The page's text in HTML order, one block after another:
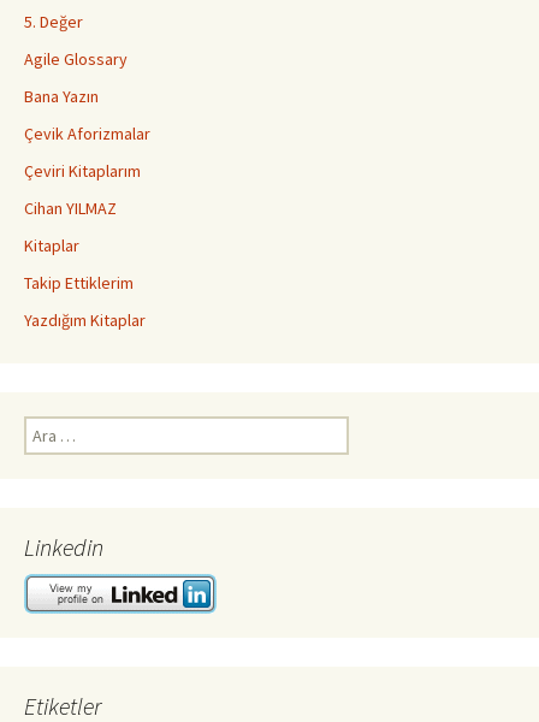
5. Değer
Agile Glossary
Bana Yazın
Çevik Aforizmalar
Çeviri Kitaplarım
Cihan YILMAZ
Kitaplar
Takip Ettiklerim
Yazdığım Kitaplar
Arama:
Linkedin
Etiketler